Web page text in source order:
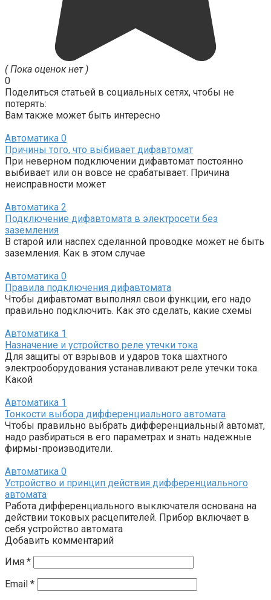
( Пока оценок нет )
0
Поделиться статьей в социальных сетях, чтобы не
потерять:
Вам также может быть интересно
Автоматика 0
Причины того, что выбивает дифавтомат
При неверном подключении дифавтомат постоянно
выбивает или он вовсе не срабатывает. Причина
неисправности может
Автоматика 2
Подключение дифавтомата в электросети без
заземления
В старой или наспех сделанной проводке может не быть
заземления. Как в этом случае
Автоматика 0
Правила подключения дифавтомата
Чтобы дифавтомат выполнял свои функции, его надо
правильно подключить. Как это сделать, какие схемы
Автоматика 1
Назначение и устройство реле утечки тока
Для защиты от взрывов и ударов тока шахтного
электрооборудования устанавливают реле утечки тока.
Какой
Автоматика 1
Тонкости выбора дифференциального автомата
Чтобы правильно выбрать дифференциальный автомат,
надо разбираться в его параметрах и знать надежные
фирмы-производители.
Автоматика 0
Устройство и принцип действия дифференциального
автомата
Работа дифференциального выключателя основана на
действии токовых расцепителей. Прибор включает в
себя устройство автомата
Добавить комментарий
Имя *
Email *